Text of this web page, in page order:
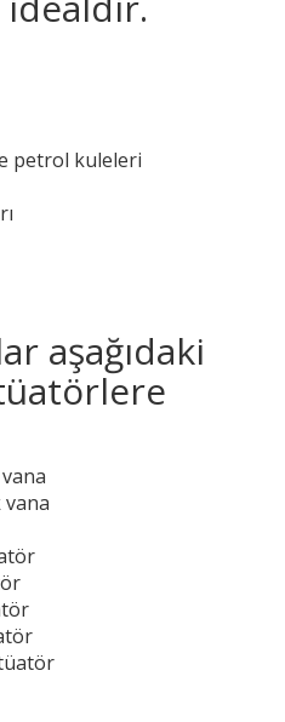
petrol kuleleri
aşağıdaki